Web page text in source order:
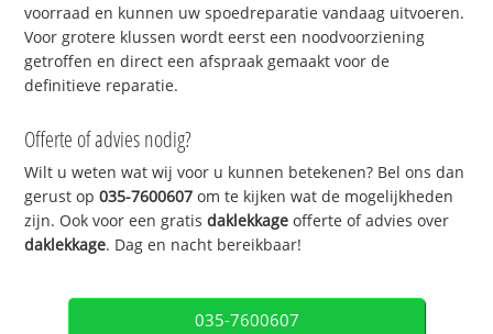
voorraad en kunnen uw spoedreparatie vandaag uitvoeren.
Voor grotere klussen wordt eerst een noodvoorziening
getroffen en direct een afspraak gemaakt voor de
definitieve reparatie.
Offerte of advies nodig?
Wilt u weten wat wij voor u kunnen betekenen? Bel ons dan
gerust op035-7600607 om te kijken wat de mogelijkheden
zijn. Ook voor een gratisdaklekkage offerte of advies over
daklekkage. Dag en nacht bereikbaar!
035-7600607